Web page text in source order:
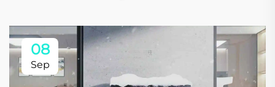
08
Sep